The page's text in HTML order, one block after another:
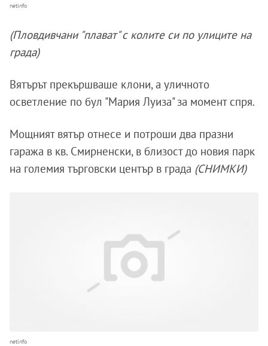
netinfo
(Пловдивчани "плават" с колите си по улиците на
града)
Вятърът прекършваше клони, а уличното
осветление по бул "Мария Луиза" за момент спря.
Мощният вятър отнесе и потроши два празни
гаража в кв. Смирненски, в близост до новия парк
на големия търговски център в града (СНИМКИ)
netinfo